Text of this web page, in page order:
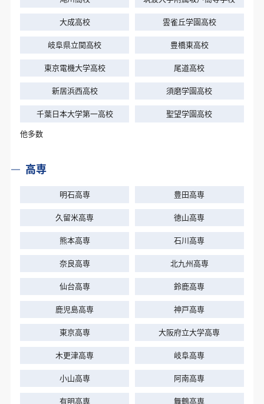
大成高校 雲雀丘学園高校
岐阜県立関高校 豊橋東高校
東京電機大学高校 尾道高校
新居浜西高校 須磨学園高校
千葉日本大学第一高校
聖望学園高校
他多数
高専
明石高専 豊田高専
久留米高専 徳山高専
熊本高専 石川高専
奈良高専 北九州高専
仙台高専 鈴鹿高専
鹿児島高専 神戸高専
東京高専 大阪府立大学高専
木更津高専 岐阜高専
小山高専 阿南高専
有明高専 舞鶴高専